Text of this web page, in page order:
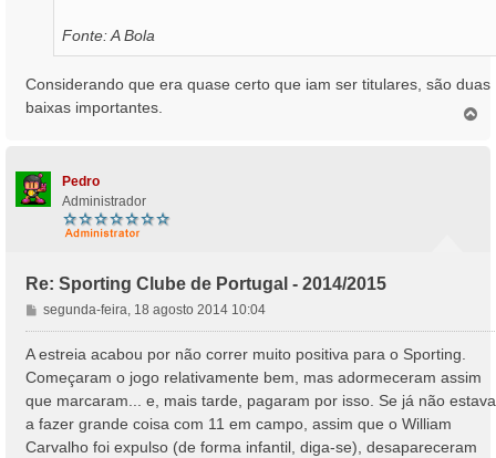
Fonte: A Bola
Considerando que era quase certo que iam ser titulares, são duas
baixas importantes.
Pedro
Administrador
Re: Sporting Clube de Portugal - 2014/2015
M
e
n
g
e
m
segunda-feira, 18 agosto 2014 10:04
A estreia acabou por não correr muito positiva para o Sporting.
Começaram o jogo relativamente bem, mas adormeceram assim
que marcaram... e, mais tarde, pagaram por isso. Se já não
a fazer grande coisa com 11 em campo, assim que o William
Carvalho foi expulso (de forma infantil, diga-se), desapareceram